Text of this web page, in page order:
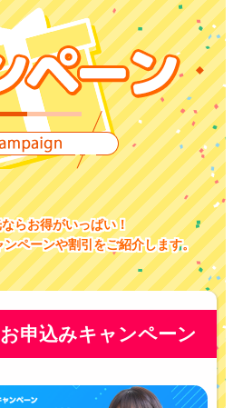
らお得がいっぱい！
ペーンや割引をご紹介します。
申込みキャンペーン